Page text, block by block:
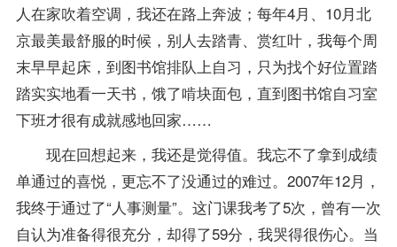
人在家吹着空调，我还在路上奔波；每年4月、10月北
京最美最舒服的时候，别人去踏青、赏红叶，我每个周
末早早起床，到图书馆排队上自习，只为找个好位置踏
踏实实地看一天书，饿了啃块面包，直到图书馆自习室
下班才很有成就感地回家……
现在回想起来，我还是觉得值。我忘不了拿到成绩
单通过的喜悦，更忘不了没通过的难过。2007年12月，
我终于通过了“人事测量”。这门课我考了5次，曾有一次
自认为准备得很充分，却得了59分，我哭得很伤心。当